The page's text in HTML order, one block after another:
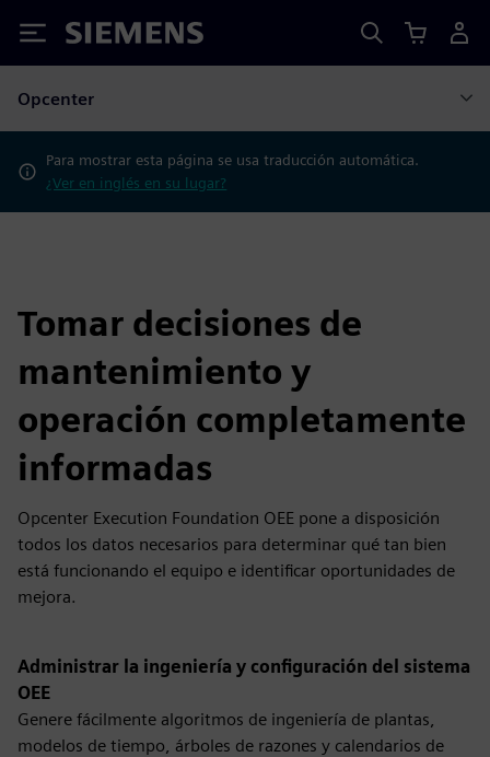
Siemens
Opcenter
Para mostrar esta página se usa traducción automática.
¿Ver en inglés en su lugar?
Tomar decisiones de
mantenimiento y
operación completamente
informadas
Opcenter Execution Foundation OEE pone a disposición
todos los datos necesarios para determinar qué tan bien
está funcionando el equipo e identificar oportunidades de
mejora.
Administrar la ingeniería y configuración del sistema
OEE
Genere fácilmente algoritmos de ingeniería de plantas,
modelos de tiempo, árboles de razones y calendarios de